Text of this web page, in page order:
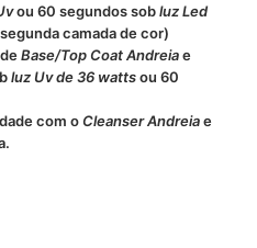
ou 60 segundos sobluz Led
camada de cor)
Base/Top Coat Andreiae
luz Uv de 36 wattsou 60
com o Cleanser Andreiae